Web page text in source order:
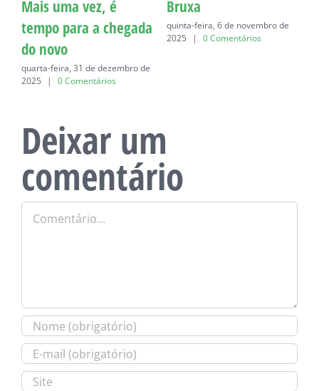
Mais uma vez, é
tempo para a chegada
do novo
quarta-feira, 31 de dezembro de
2025
| 0 Comentários
Bruxa
quinta-feira, 6 de novembro de
2025
| 0 Comentários
Deixar um
comentário
Comentário